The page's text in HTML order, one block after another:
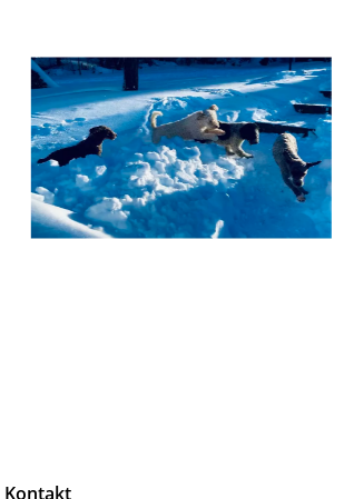
Kontakt